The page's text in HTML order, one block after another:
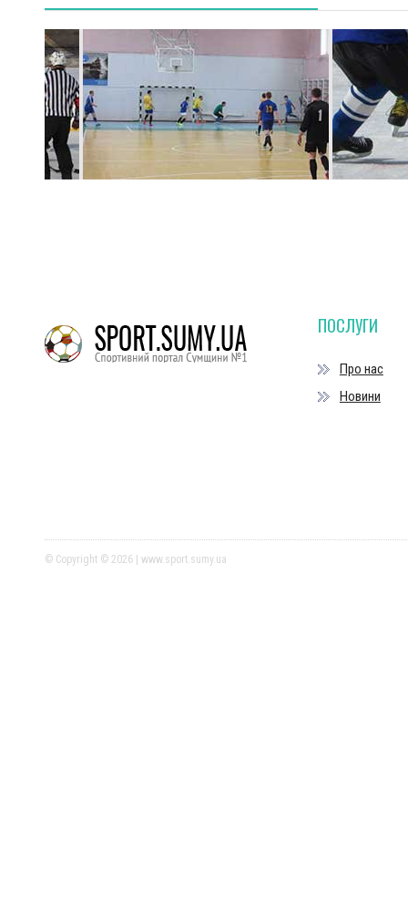
ПОСЛУГИ
Про нас
Новини
© Copyright © 2026 | www.sport.sumy.ua